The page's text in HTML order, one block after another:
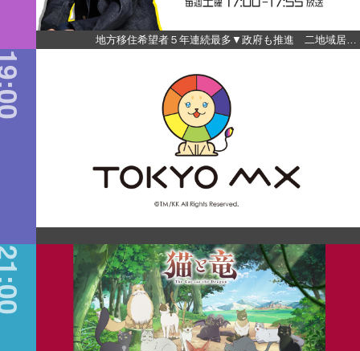
地方移住希望者５年連続最多▼政府も推進 二地域居…